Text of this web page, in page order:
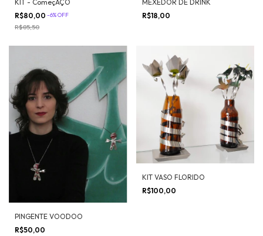
KIT - ComeçAÇO
R$80,00 -6%OFF
R$85,50
MEXEDOR DE DRINK
R$18,00
PINGENTE VOODOO
R$50,00
KIT VASO FLORIDO
R$100,00